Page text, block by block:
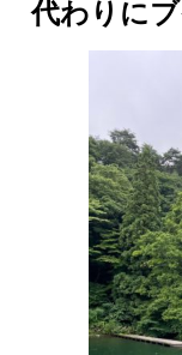
代わりに